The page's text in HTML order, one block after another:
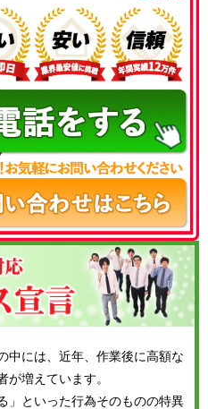
4780
中には、近年、作業後に高額な
が増えています。
」といった行為そのものの特異